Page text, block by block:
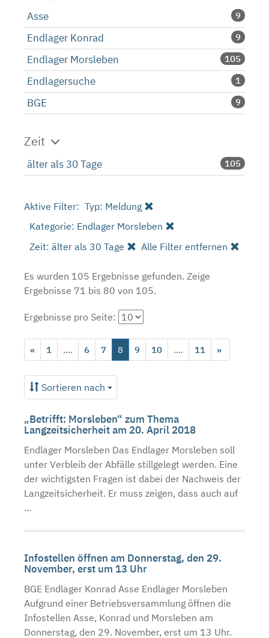
Asse 9
Endlager Konrad 9
Endlager Morsleben 105
Endlagersuche 1
BGE 9
Zeit
älter als 30 Tage 105
Aktive Filter: Typ: Meldung
Kategorie: Endlager Morsleben
Zeit: älter als 30 Tage
Alle Filter entfernen
Es wurden 105 Ergebnisse gefunden. Zeige
Ergebnisse 71 bis 80 von 105.
Ergebnisse pro Seite:
« 1 .... 6 7 8 9 10 .... 11 »
Sortieren nach
„Betrifft: Morsleben“ zum Thema
Langzeitsicherheit am 20. April 2018
Endlager Morsleben Das Endlager Morsleben soll
unter Verbleib der Abfälle stillgelegt werden. Eine
der wichtigsten Fragen ist dabei der Nachweis der
Langzeitsicherheit. Er muss zeigen, dass auch auf
...
Infostellen öffnen am Donnerstag, den 29.
November, erst um 13 Uhr
BGE Endlager Konrad Asse Endlager Morsleben
Aufgrund einer Betriebsversammlung öffnen die
Infostellen Asse, Konrad und Morsleben am
Donnerstag, den 29. November, erst um 13 Uhr.